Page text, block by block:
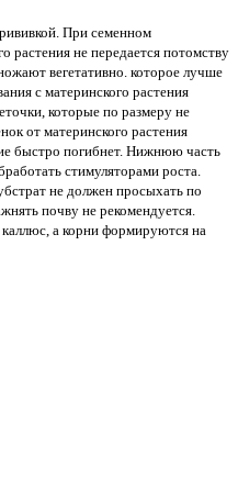
При семенном
растения не передается потомству
вегетативно. которое лучше
с материнского растения
которые по размеру не
от материнского растения
быстро погибнет. Нижнюю часть
стимуляторами роста.
не должен просыхать по
почву не рекомендуется.
каллюс, а корни формируются на